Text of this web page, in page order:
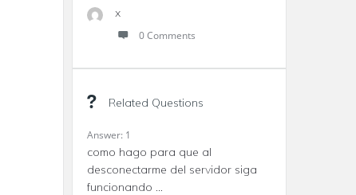
x
0 Comments
Related Questions
Answer: 1
como hago para que al
desconectarme del servidor siga
funcionando ...